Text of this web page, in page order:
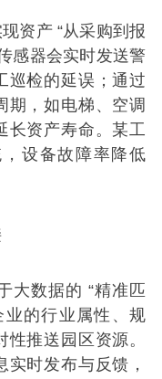
资产 “从采购到报
感器会实时发送警
巡检的延误；通过
期，如电梯、空调
长资产寿命。某工
设备故障率降低
大数据的 “精准匹
业的行业属性、规
推送园区资源。
时发布与反馈，